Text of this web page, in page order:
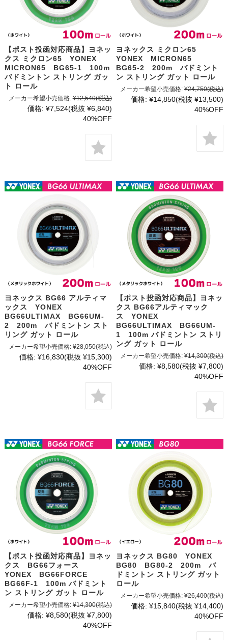
【ポスト投函対応商品】ヨネッ
クス ミクロン65 YONEX
MICRON65 BG65-1 100m
バドミントン ストリング ガッ
ト ロール
メーカー希望小売価格: ¥12,540(税込)
価格: ¥7,524(税抜 ¥6,840)
40%OFF
ヨネックス ミクロン65
YONEX MICRON65
BG65-2 200m バドミント
ン ストリング ガット ロール
メーカー希望小売価格: ¥24,750(税込)
価格: ¥14,850(税抜 ¥13,500)
40%OFF
ヨネックス BG66 アルティマ
ックス YONEX
BG66ULTIMAX BG66UM-
2 200m バドミントン スト
リング ガット ロール
メーカー希望小売価格: ¥28,050(税込)
価格: ¥16,830(税抜 ¥15,300)
40%OFF
【ポスト投函対応商品】ヨネッ
クス BG66アルティマック
ス YONEX
BG66ULTIMAX BG66UM-
1 100m バドミントン ストリ
ング ガット ロール
メーカー希望小売価格: ¥14,300(税込)
価格: ¥8,580(税抜 ¥7,800)
40%OFF
【ポスト投函対応商品】ヨネッ
クス BG66フォース
YONEX BG66FORCE
BG66F-1 100m バドミント
ン ストリング ガット ロール
メーカー希望小売価格: ¥14,300(税込)
価格: ¥8,580(税抜 ¥7,800)
40%OFF
ヨネックス BG80 YONEX
BG80 BG80-2 200m バ
ドミントン ストリング ガット
ロール
メーカー希望小売価格: ¥26,400(税込)
価格: ¥15,840(税抜 ¥14,400)
40%OFF